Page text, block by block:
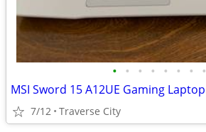
• • • • • • • •
MSI Sword 15 A12UE Gaming Laptop
7/12 Traverse City